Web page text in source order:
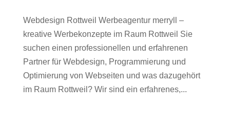
Webdesign Rottweil Werbeagentur merryll –
kreative Werbekonzepte im Raum Rottweil Sie
suchen einen professionellen und erfahrenen
Partner für Webdesign, Programmierung und
Optimierung von Webseiten und was dazugehört
im Raum Rottweil? Wir sind ein erfahrenes,...